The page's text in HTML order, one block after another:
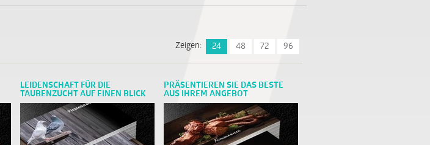
Zeigen: 24 48 72 96
LEIDENSCHAFT FÜR DIE
TAUBENZUCHT AUF EINEN BLICK
PRÄSENTIEREN SIE DAS BESTE
AUS IHREM ANGEBOT